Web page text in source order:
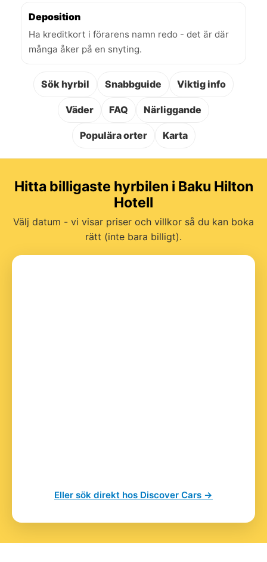
Deposition
Ha kreditkort i förarens namn redo - det är där
många åker på en snyting.
Sök hyrbil Snabbguide Viktig info
Väder FAQ Närliggande
Populära orter Karta
Hitta billigaste hyrbilen i Baku Hilton
Hotell
Välj datum - vi visar priser och villkor så du kan boka
rätt (inte bara billigt).
Eller sök direkt hos Discover Cars →